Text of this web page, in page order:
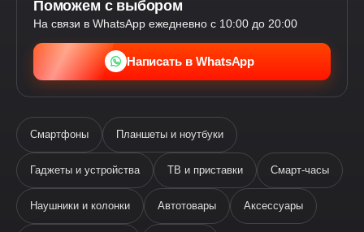
Поможем с выбором
На связи в WhatsApp ежедневно с 10:00 до 20:00
Написать в WhatsApp
Смартфоны Планшеты и ноутбуки
Гаджеты и устройства ТВ и приставки Смарт-часы
Наушники и колонки Автотовары Аксессуары
виртуальный помощник